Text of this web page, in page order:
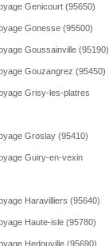
Genicourt (95650)
Gonesse (95500)
Goussainville (95190)
Gouzangrez (95450)
Grisy-les-platres
Groslay (95410)
Guiry-en-vexin
Haravilliers (95640)
Haute-isle (95780)
Hedouville (95690)